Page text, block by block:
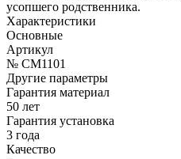
усопшего родственника.
Характеристики
Основные
Артикул
№ CM1101
Другие параметры
Гарантия материал
50 лет
Гарантия установка
3 года
Качество